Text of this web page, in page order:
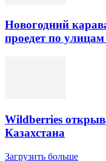
Новогодний
проедет по
Wildberries
Казахстана
Загрузить больше